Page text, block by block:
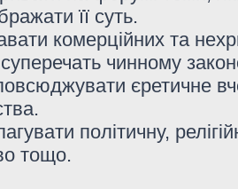
її суть.
комерційних та
суперечать чинному
єретичне
політичну,
тощо.